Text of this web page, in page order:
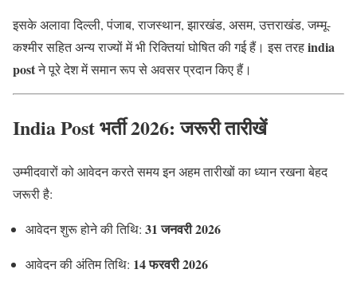
इसके अलावा दिल्ली, पंजाब, राजस्थान, झारखंड, असम, उत्तराखंड, जम्मू-
कश्मीर सहित अन्य राज्यों में भी रिक्तियां घोषित की गई हैं। इस तरहindia
postने पूरे देश में समान रूप से अवसर प्रदान किए हैं।
India Post भर्ती 2026: जरूरी तारीखें
उम्मीदवारों को आवेदन करते समय इन अहम तारीखों का ध्यान रखना बेहद
जरूरी है:
आवेदन शुरू होने की तिथि: 31 जनवरी 2026
आवेदन की अंतिम तिथि: 14 फरवरी 2026